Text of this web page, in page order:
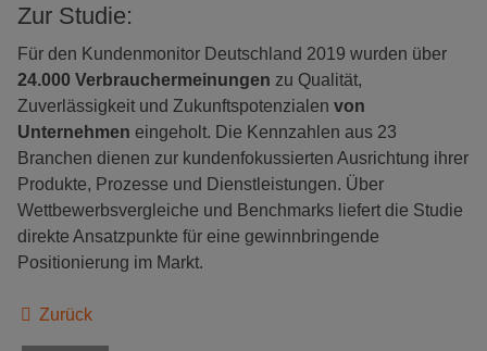
Zur Studie:
Für den Kundenmonitor Deutschland 2019 wurden über
24.000 Verbrauchermeinungen zu Qualität,
Zuverlässigkeit und Zukunftspotenzialen von
Unternehmen eingeholt. Die Kennzahlen aus 23
Branchen dienen zur kundenfokussierten Ausrichtung ihrer
Produkte, Prozesse und Dienstleistungen. Über
Wettbewerbsvergleiche und Benchmarks liefert die Studie
direkte Ansatzpunkte für eine gewinnbringende
Positionierung im Markt.
Zurück